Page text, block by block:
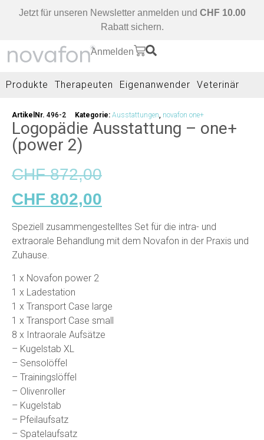
Jetzt für unseren Newsletter anmelden und CHF 10.00
Rabatt sichern.
Anmelden
Produkte Therapeuten Eigenanwender Veterinär
ArtikelNr. 496-2 Kategorie: Ausstattungen, novafon one+
Logopädie Ausstattung – one+
(power 2)
CHF872,00
CHF 802,00
Speziell zusammengestelltes Set für die intra- und
extraorale Behandlung mit dem Novafon in der Praxis und
Zuhause.
1 x Novafon power 2
1 x Ladestation
1 x Transport Case large
1 x Transport Case small
8 x Intraorale Aufsätze
– Kugelstab XL
– Sensolöffel
– Trainingslöffel
– Olivenroller
– Kugelstab
– Pfeilaufsatz
– Spatelaufsatz